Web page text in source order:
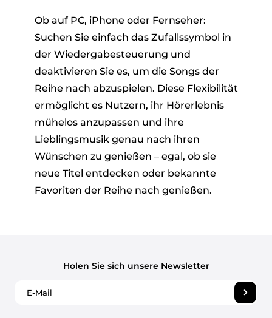
Ob auf PC, iPhone oder Fernseher:
Suchen Sie einfach das Zufallssymbol in
der Wiedergabesteuerung und
deaktivieren Sie es, um die Songs der
Reihe nach abzuspielen. Diese Flexibilität
ermöglicht es Nutzern, ihr Hörerlebnis
mühelos anzupassen und ihre
Lieblingsmusik genau nach ihren
Wünschen zu genießen – egal, ob sie
neue Titel entdecken oder bekannte
Favoriten der Reihe nach genießen.
Holen Sie sich unsere Newsletter